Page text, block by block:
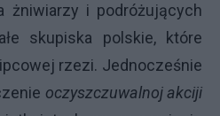
żniwiarzy i podróżujących
skupiska polskie, które
rzezi. Jednocześnie
oczyszczuwalnoj akciji